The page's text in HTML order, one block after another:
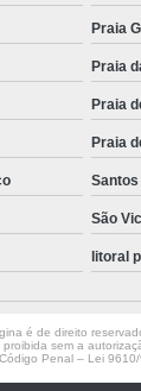
Praia
Praia
Praia
Praia
Santos
São
litoral
é de direito
sem a
Penal – Lei